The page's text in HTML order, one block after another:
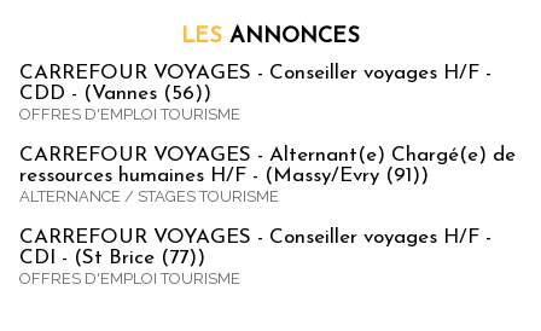
LES ANNONCES
CARREFOUR VOYAGES - Conseiller voyages H/F -
CDD - (Vannes (56))
OFFRES D'EMPLOI TOURISME
CARREFOUR VOYAGES - Alternant(e) Chargé(e) de
ressources humaines H/F - (Massy/Evry (91))
ALTERNANCE / STAGES TOURISME
CARREFOUR VOYAGES - Conseiller voyages H/F -
CDI - (St Brice (77))
OFFRES D'EMPLOI TOURISME